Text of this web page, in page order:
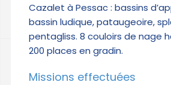
Cazalet à Pessac : bassins
bassin ludique, pataugeoire,
pentagliss. 8 couloirs de nage
200 places en gradin.
Missions effectuées